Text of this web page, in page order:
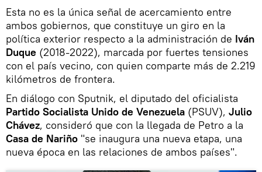
Esta no es la única señal de acercamiento entre
ambos gobiernos, que constituye un giro en la
política exterior respecto a la administración de Iván
Duque (2018-2022), marcada por fuertes tensiones
con el país vecino, con quien comparte más de 2.219
kilómetros de frontera.
En diálogo con Sputnik, el diputado del oficialista
Partido Socialista Unido de Venezuela (PSUV), Julio
Chávez, consideró que con la llegada de Petro a la
Casa de Nariño "se inaugura una nueva etapa, una
nueva época en las relaciones de ambos países".